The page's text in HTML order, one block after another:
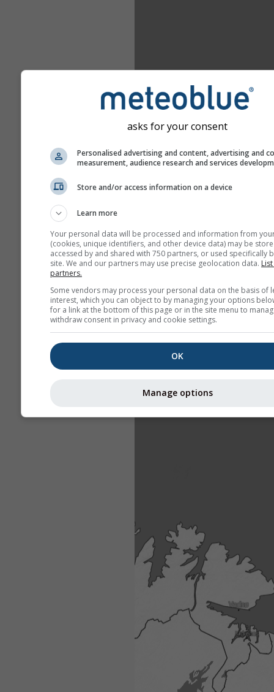
asks for your consent
Personalised advertising and content, advertising and
measurement, audience research and services
Store and/or access information on a device
Learn more
Your personal data will be processed and information from
(cookies, unique identifiers, and other device data) may be
accessed by and shared with 750 partners, or used specifically
site. We and our partners may use precise geolocation data.
partners.
Some vendors may process your personal data on the basis of
interest, which you can object to by managing your options
for a link at the bottom of this page or in the site menu to
withdraw consent in privacy and cookie settings.
OK
Manage options